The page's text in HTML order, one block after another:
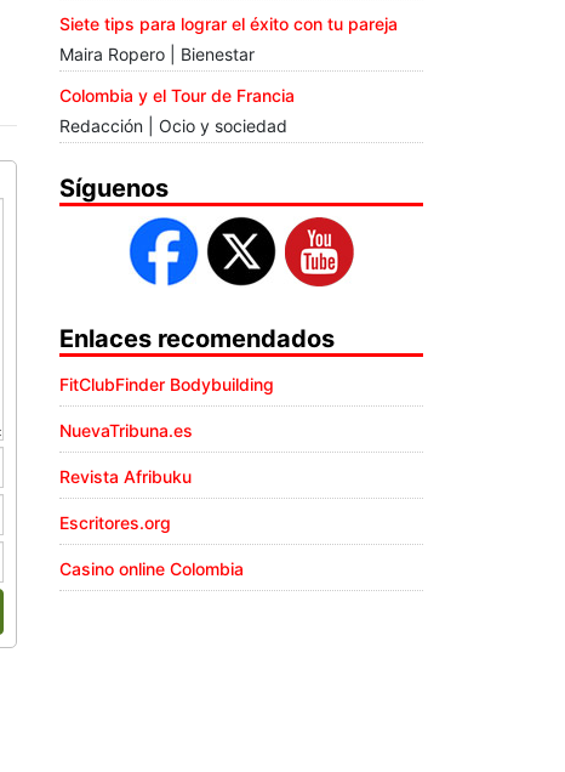
Siete tips para lograr el éxito con tu pareja
Maira Ropero | Bienestar
Colombia y el Tour de Francia
Redacción | Ocio y sociedad
Síguenos
Enlaces recomendados
FitClubFinder Bodybuilding
NuevaTribuna.es
Revista Afribuku
Escritores.org
Casino online Colombia